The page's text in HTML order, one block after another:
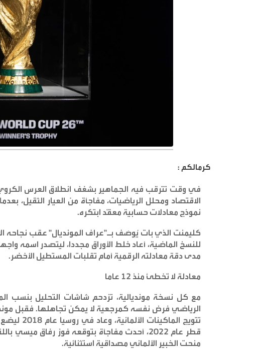
كرمالكم :
في وقت تترقب فيه الجماهير بشغف انطلاق العرس الكروي
نموذج معادلات حسابية معقّد ابتكره.
كليمنت الذي بات يُوصَف بـ"عراف المونديال" عقب نجاحه
للنسخ الماضية، أعاد خلط الأوراق مجددا، ليتصدر اسمه
مدى دقة معادلته الرقمية أمام تقلبات المستطيل الأخضر.
معادلة لا تخطئ منذ 12 عاما
مع كل نسخة مونديالية، تزدحم شاشات التحليل بنسب
تتويج
قطر عام 2022، أحدث مفاجأة بتوقعه فوز رفاق
منحت الخبير الألماني مصداقية استثنائية.